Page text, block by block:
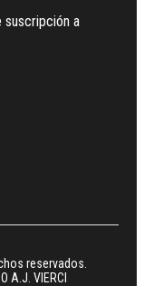
suscripción a
reservados.
A.J. VIERCI